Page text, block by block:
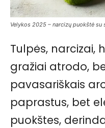
Velykos 2025 – narcizų puokštė su
Tulpės, narcizai,
gražiai atrodo,
pavasariškais
paprastus, bet
puokštes,